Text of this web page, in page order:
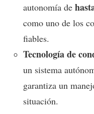
autonomía de
como uno de los
fiables.
Tecnología de
un sistema
garantiza un
situación.